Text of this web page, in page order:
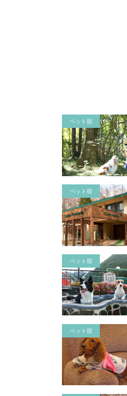
ペット宿
ペット宿
ペット宿
ペット宿